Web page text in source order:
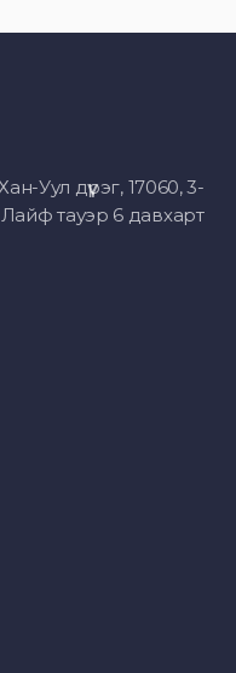
Уул дүүрэг, 17060, 3-
тауэр 6 давхарт